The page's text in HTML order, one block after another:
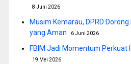
8 Juni 2026
Musim Kemarau, DPRD
yang Aman
6 Juni 2026
FBIM Jadi Momentum Perkuat
19 Mei 2026